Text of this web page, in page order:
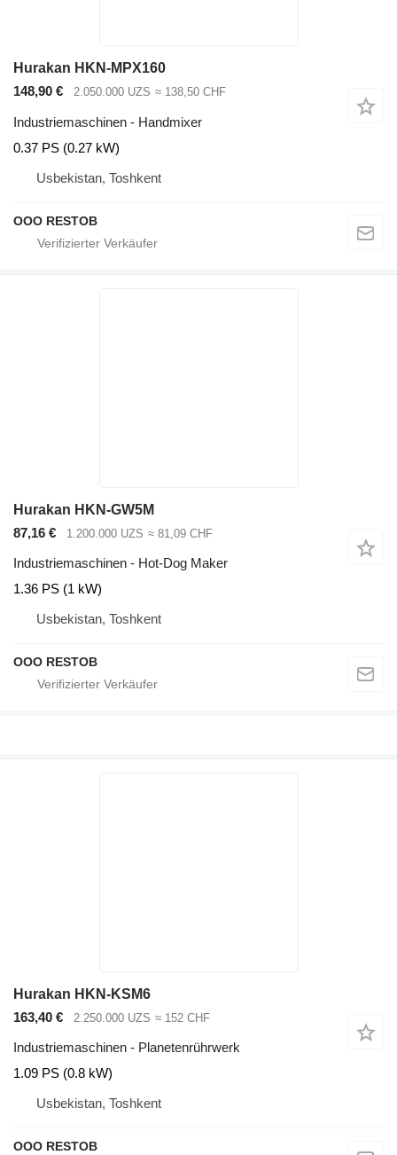
Hurakan HKN-MPX160
148,90 €
2.050.000 UZS ≈ 138,50 CHF
Industriemaschinen - Handmixer
0.37 PS (0.27 kW)
Usbekistan, Toshkent
OOO RESTOB
Hurakan HKN-GW5M
87,16 €
1.200.000 UZS ≈ 81,09 CHF
Industriemaschinen - Hot-Dog Maker
1.36 PS (1 kW)
Usbekistan, Toshkent
OOO RESTOB
Hurakan HKN-KSM6
163,40 €
2.250.000 UZS ≈ 152 CHF
Industriemaschinen - Planetenrührwerk
1.09 PS (0.8 kW)
Usbekistan, Toshkent
OOO RESTOB